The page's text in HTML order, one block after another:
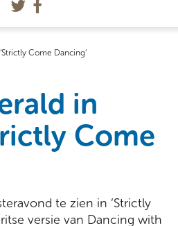
Come Dancing’
in
Come
te zien in ‘Strictly
versie van Dancing with